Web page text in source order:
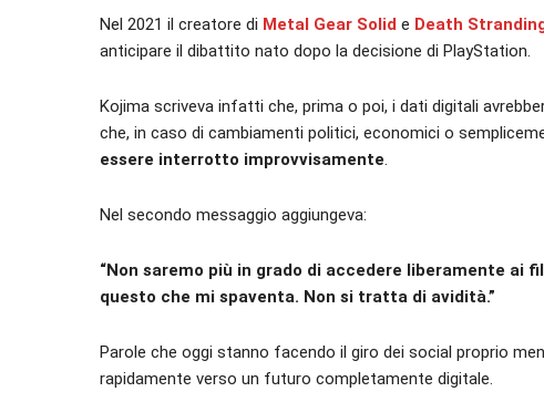
Nel 2021 il creatore di Metal Gear Solid e Death
anticipare il dibattito nato dopo la decisione di PlayStation.
Kojima scriveva infatti che, prima o poi, i dati digitali
che, in caso di cambiamenti politici, economici o
essere interrotto improvvisamente.
Nel secondo messaggio aggiungeva:
“Non saremo più in grado di accedere liberamente ai
questo che mi spaventa. Non si tratta di avidità.”
Parole che oggi stanno facendo il giro dei social proprio
rapidamente verso un futuro completamente digitale.